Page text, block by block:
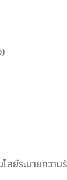
ลยีระบายควา